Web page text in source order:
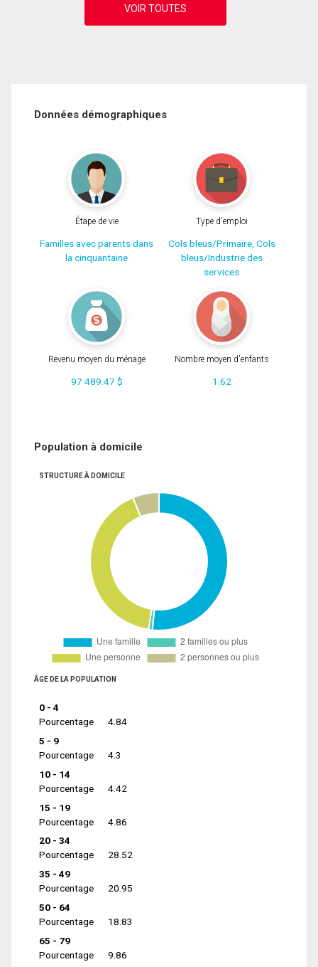
Données démographiques
Étape de vie
Familles avec parents dans
la cinquantaine
Type d'emploi
Cols bleus/Primaire, Cols
bleus/Industrie des
services
Revenu moyen du ménage
97 489.47 $
Nombre moyen d'enfants
1.62
Population à domicile
STRUCTURE À DOMICILE
ÂGE DE LA POPULATION
0 - 4
Pourcentage
4.84
5 - 9
Pourcentage
4.3
10 - 14
Pourcentage
4.42
15 - 19
Pourcentage
4.86
20 - 34
Pourcentage
28.52
35 - 49
Pourcentage
20.95
50 - 64
Pourcentage
18.83
65 - 79
Pourcentage
9.86